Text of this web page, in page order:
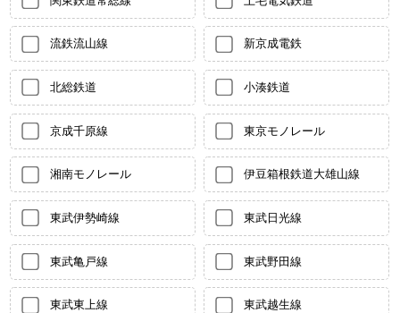
流鉄流山線 新京成電鉄
北総鉄道 小湊鉄道
京成千原線 東京モノレール
湘南モノレール 伊豆箱根鉄道大雄山線
東武伊勢崎線 東武日光線
東武亀戸線 東武野田線
東武東上線 東武越生線